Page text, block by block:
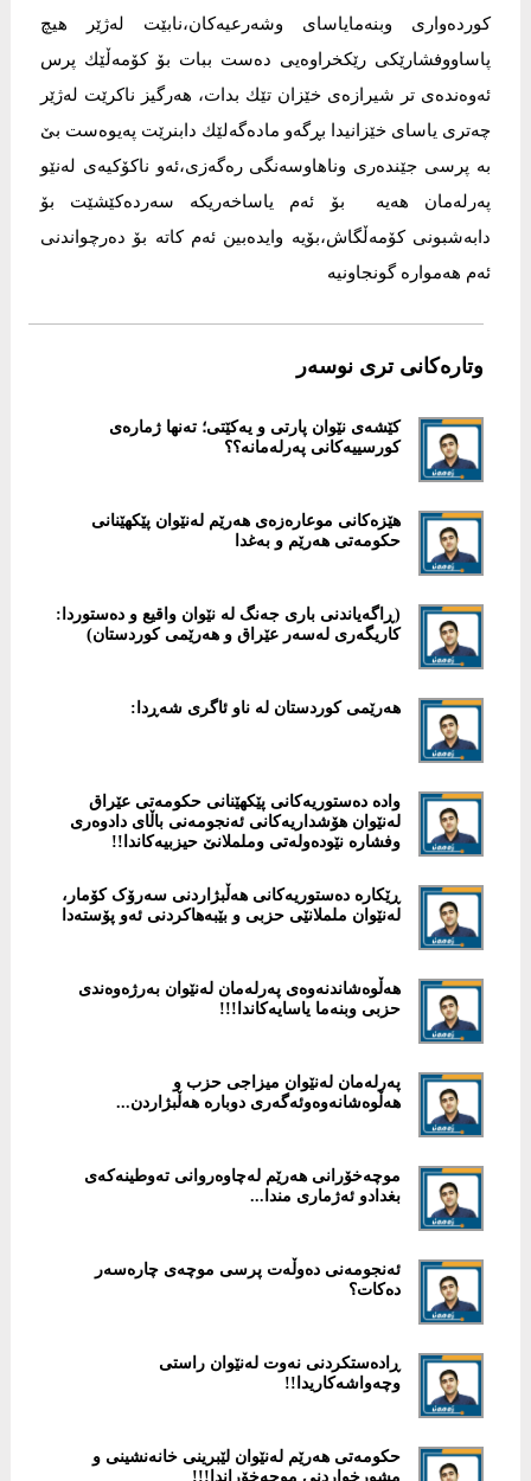
كوردەواری وبنەمایاسای وشەرعيەكان،نابێت لەژێر هیچ
پاساووفشارێكی رێكخراوەیی دەست ببات بۆ كۆمەڵێك پرس
ئەوەندەی تر شیرازەی خێزان تێك بدات، هەرگیز ناكرێت لەژێر
چەتری یاسای خێزانیدا بڕگەو مادەگەلێك دابنرێت پەیوەست بێ
بە پرسی جێندەری وناهاوسەنگی رەگەزی،ئەو ناكۆكیەی لەنێو
پەرلەمان هەیە بۆ ئەم یاساخەریكە سەردەكێشێت بۆ
دابەشبونی كۆمەڵگاش،بۆیە وایدەبین ئەم كاتە بۆ دەرچواندنی
ئەم هەموارە گونجاونیە
وتارەکانی تری نوسەر
كێشەی نێوان پارتی و یەکێتی؛ تەنها ژمارەی
کورسییەکانی پەرلەمانە؟؟
هێزەکانی موعارەزەی هەرێم لەنێوان پێکهێنانی
حکومەتی هەرێم و بەغدا
(ڕاگەیاندنی باری جەنگ لە نێوان واقیع و دەستوردا:
کاریگەری لەسەر عێراق و هەرێمی کوردستان)
هەرێمی کوردستان لە ناو ئاگری شەڕدا:
‎وادە دەستوریەكانی پێكهێنانی حكومەتی عێراق
لەنێوان هۆشداریەكانی ئەنجومەنی باڵای دادوەری
وفشارە نێودەولەتی وململانێ حیزبیەكاندا!!
ڕێكارە دەستوریەکانی هەڵبژاردنی سەرۆک کۆمار،
لەنێوان ململانێی حزبی و بێبەهاکردنی ئەو پۆستەدا
هەڵوەشاندنەوەی پەرلەمان لەنێوان بەرژەوەندی
حزبی وبنەما یاسایەكاندا!!!
پەرلەمان لەنێوان میزاجی حزب و
هەڵوەشانەوەوئەگەری دوبارە هەڵبژاردن...
موچەخۆرانی هەرێم لەچاوەروانی تەوطینەكەی
بغدادو ئەژماری مندا...
ئەنجومەنی دەوڵەت پرسی موچەی چارەسەر
دەکات؟
ڕادەستكردنی نەوت لەنێوان راستی
وچەواشەكاریدا!!
حكومەتی هەرێم لەنێوان لێبرینی خانەنشینی و
مشورخواردنی موچەخۆراندا!!!